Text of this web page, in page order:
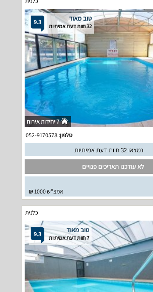
9.3 טוב מאוד
32 חוות דעת אמיתיות
7 יחידות אירוח
טלפון:052-9170578
נמצאו 32 חוות דעת אמיתיות
לא עודכנו תאריכים פנויים
אמצ"ש 1000 ₪
כלנית
9.3 טוב מאוד
7 חוות דעת אמיתיות